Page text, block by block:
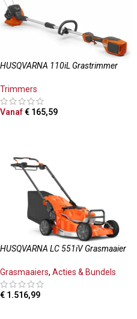
HUSQVARNA 110iL Grastrimmer
Trimmers
Vanaf€ 165,59
HUSQVARNA LC 551iV Grasmaaier
Grasmaaiers, Acties & Bundels
€ 1.516,99